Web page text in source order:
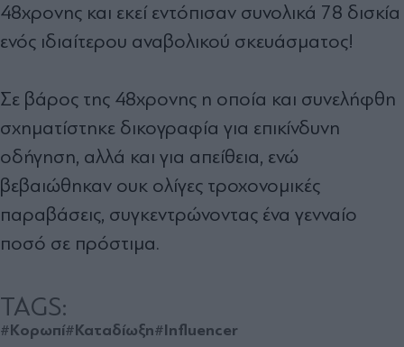
48χρονης και εκεί εντόπισαν συνολικά 78 δισκία
ενός ιδιαίτερου αναβολικού σκευάσματος!
Σε βάρος της 48χρονης η οποία και συνελήφθη
σχηματίστηκε δικογραφία για επικίνδυνη
οδήγηση, αλλά και για απείθεια, ενώ
βεβαιώθηκαν ουκ ολίγες τροχονομικές
παραβάσεις, συγκεντρώνοντας ένα γενναίο
ποσό σε πρόστιμα.
TAGS:
#Κορωπί#Καταδίωξη#Influencer